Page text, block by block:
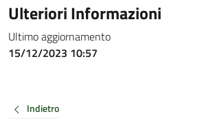
Ulteriori Informazioni
Ultimo aggiornamento
15/12/2023 10:57
Indietro